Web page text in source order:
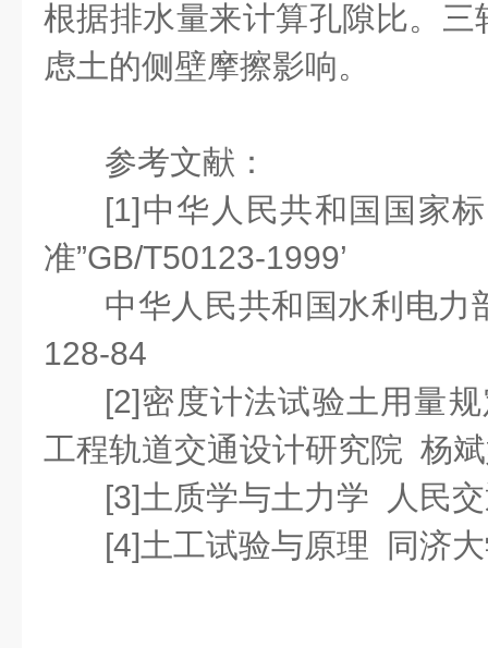
根据排水量来计算孔隙比。
虑土的侧壁摩擦影响。
参考文献：
[1]中华人民共和国国家
准”GB/T50123-1999’
中华人民共和国水利电力
128-84
[2]密度计法试验土用量
工程轨道交通设计研究院 杨
[3]土质学与土力学 人民
[4]土工试验与原理 同济